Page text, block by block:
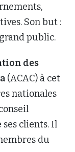
Son but :
public.
des
(ACAC) à cet
nationales
clients. Il
du